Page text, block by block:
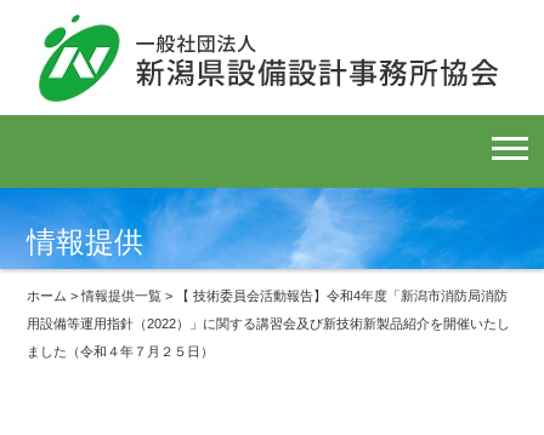
情報提供
ホーム >情報提供一覧 > 【 技術委員会活動報告】令和4年度「新潟市消防局消防
用設備等運用指針（2022）」に関する講習会及び新技術新製品紹介を開催いたし
ました（令和４年７月２５日）